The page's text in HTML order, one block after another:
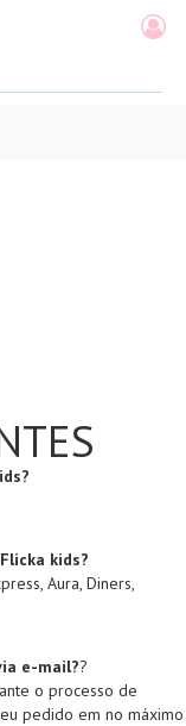
kids?
Aura, Diners,
e-mail??
o processo de
pedido em no máximo